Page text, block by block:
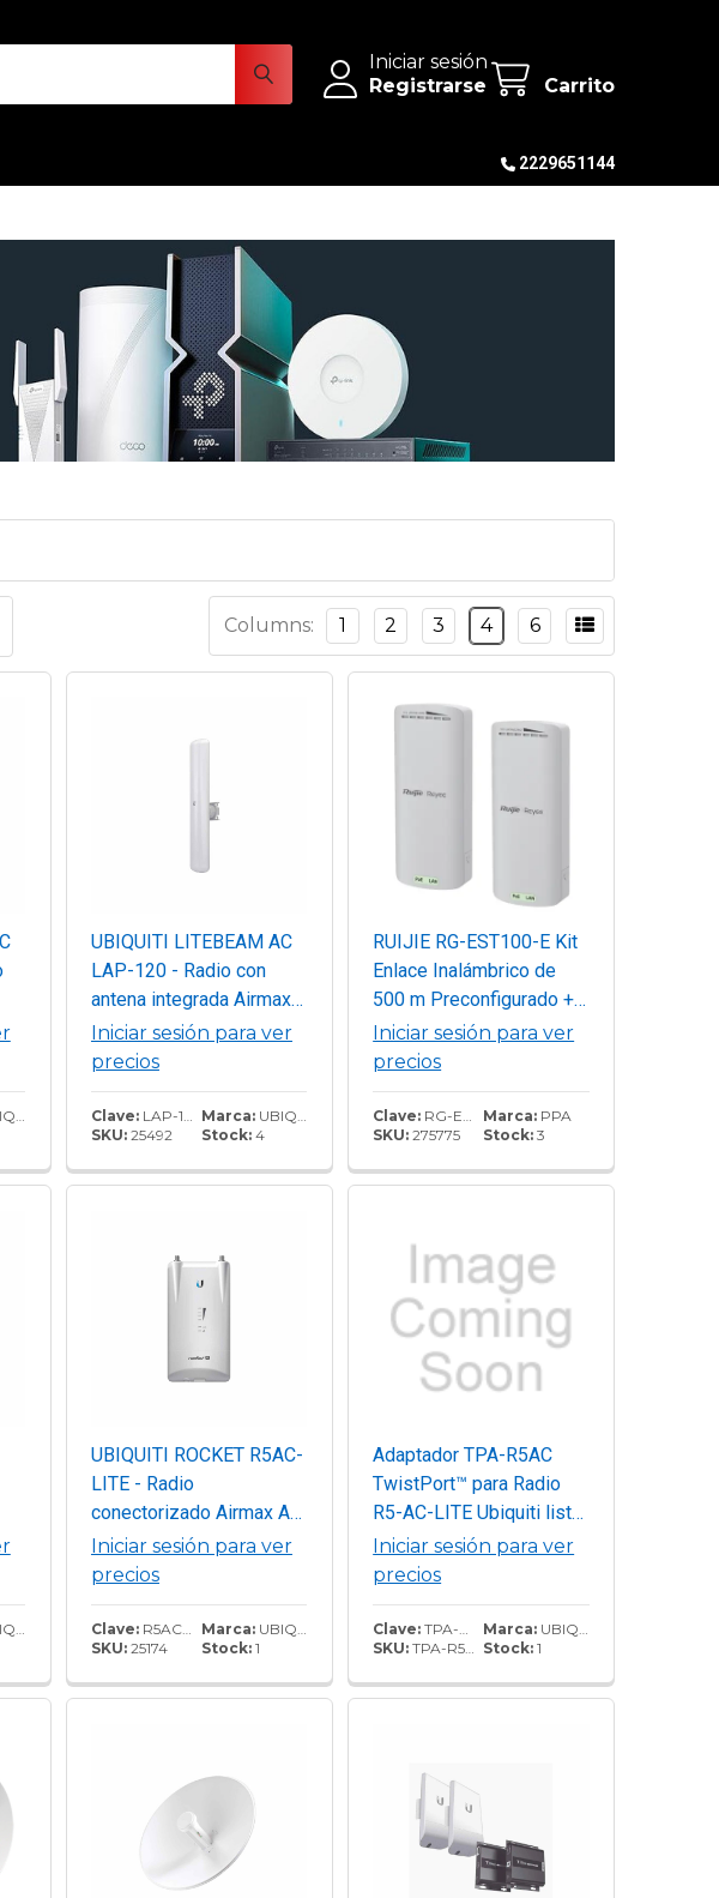
Iniciar sesión
Registrarse
Carrito
2229651144
Columns: 1 2 3 4 6
UBIQUITI LITEBEAM AC
LAP-120 - Radio con
antena integrada Airmax
AC 5.8GHz para exterior
con antena sectorial de
apertura. Potencia de
transmisión de 25 dBm y
rendimiento de hasta 450
Iniciar sesión para ver
precios
Clave:LAP-120
SKU:25492
Marca:UBIQUITI
Stock:4
RUIJIE RG-EST100-E Kit
Enlace Inalámbrico de
500 m Preconfigurado +
Ajuste Automático de
Potencia / Hasta 300
LAN,Antenas
direccionales de 8 dBi
para mayor cobertura,
climáticas.
Iniciar sesión para ver
precios
Clave: RG-EST100-E
SKU: 275775
Marca: PPA
Stock: 3
UBIQUITI ROCKET R5AC-
LITE - Radio
conectorizado Airmax AC
5GHz para exterior, con
tecnología MIMO y 2
conectores RP-SMA.
Potencia de transmisión
de 27 dBm y rendimiento
de hasta 500 Mbps.
Iniciar sesión para ver
precios
Clave:R5AC-LITE
SKU:25174
Marca:UBIQUITI
Stock:1
Adaptador TPA-R5AC
TwistPort™ para Radio
R5-AC-LITE Ubiquiti listo
para antenas RF
Elements, 5180-6400
MHz sin perdidas
Iniciar sesión para ver
precios
Clave: TPA-R5AC
SKU: TPA-R5AC
Marca: UBIQUITI
Stock: 1